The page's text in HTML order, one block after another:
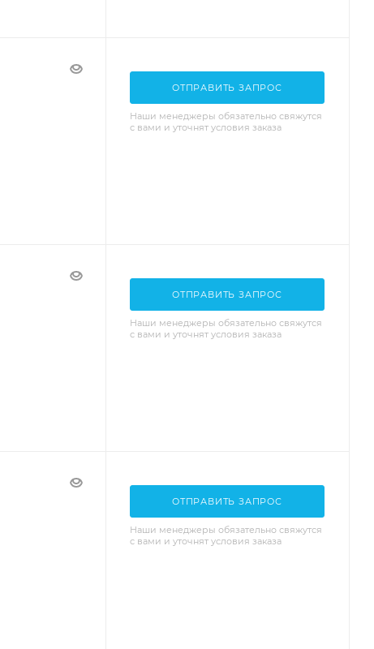
ОТПРАВИТЬ ЗАПРОС
Наши менеджеры обязательно свяжутся
с вами и уточнят условия заказа
ОТПРАВИТЬ ЗАПРОС
Наши менеджеры обязательно свяжутся
с вами и уточнят условия заказа
ОТПРАВИТЬ ЗАПРОС
Наши менеджеры обязательно свяжутся
с вами и уточнят условия заказа